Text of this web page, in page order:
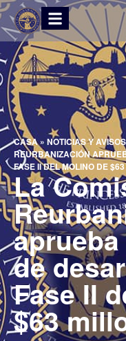
CASA» NOTICIAS Y
REURBANIZACIÓN
FASE II DEL MOLINO DE
La
de
Fase II
$63